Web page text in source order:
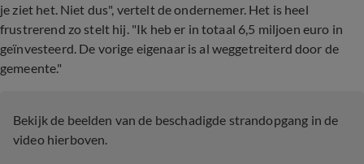
je ziet het. Niet dus", vertelt de ondernemer. Het is heel
frustrerend zo stelt hij. "Ik heb er in totaal 6,5 miljoen euro in
geïnvesteerd. De vorige eigenaar is al weggetreiterd door de
gemeente."
Bekijk de beelden van de beschadigde strandopgang in de
video hierboven.